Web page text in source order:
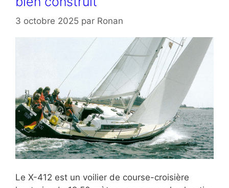
3 octobre 2025 par Ronan
Le X-412 est un voilier de course-croisière